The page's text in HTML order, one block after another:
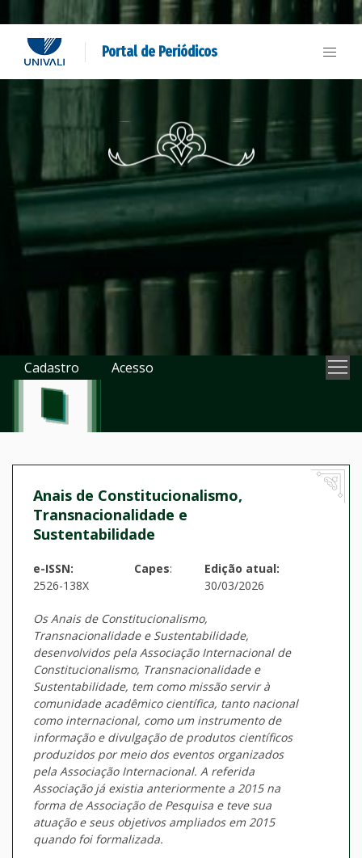
Portal de Periódicos
Cadastro Acesso
Anais de Constitucionalismo,
Transnacionalidade e
Sustentabilidade
e-ISSN:
2526-138X
Capes:
Edição atual:
30/03/2026
Os Anais de Constitucionalismo,
Transnacionalidade e Sustentabilidade,
desenvolvidos pela Associação Internacional de
Constitucionalismo, Transnacionalidade e
Sustentabilidade, tem como missão servir à
comunidade acadêmico científica, tanto nacional
como internacional, como um instrumento de
informação e divulgação de produtos científicos
produzidos por meio dos eventos organizados
pela Associação Internacional. A referida
Associação já existia anteriormente a 2015 na
forma de Associação de Pesquisa e teve sua
atuação e seus objetivos ampliados em 2015
quando foi formalizada.